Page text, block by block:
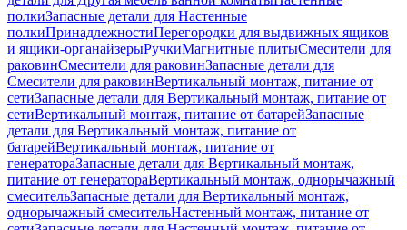
полкиЗапасные детали для Настенные
полкиПринадлежностиПерегородки для выдвижных ящиков
и ящики-органайзерыРучкиМагнитные плитыСмесители для
раковинСмесители для раковинЗапасные детали для
Смесители для раковинВертикальный монтаж, питание от
сетиЗапасные детали для Вертикальный монтаж, питание от
сетиВертикальный монтаж, питание от батарейЗапасные
детали для Вертикальный монтаж, питание от
батарейВертикальный монтаж, питание от
генератораЗапасные детали для Вертикальный монтаж,
питание от генератораВертикальный монтаж, однорычажный
смесительЗапасные детали для Вертикальный монтаж,
однорычажный смесительНастенный монтаж, питание от